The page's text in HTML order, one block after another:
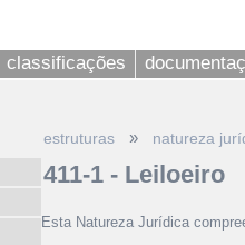
classificações
estruturas » natureza
411-1 - Leiloeiro
Esta Natureza Jurídica